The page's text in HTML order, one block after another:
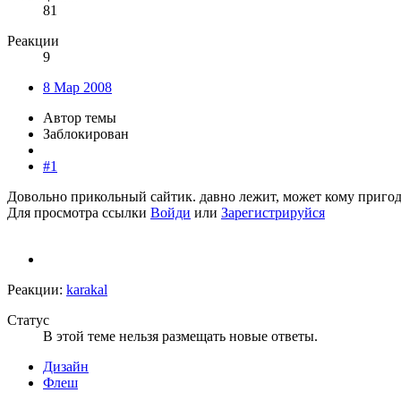
81
Реакции
9
8 Мар 2008
Автор темы
Заблокирован
#1
Довольно прикольный сайтик. давно лежит, может кому
Для просмотра ссылки Войди или Зарегистрируйся
Реакции: karakal
Статус
В этой теме нельзя размещать новые ответы.
Дизайн
Флеш